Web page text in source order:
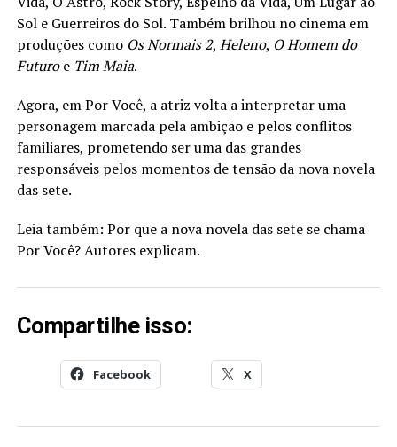
Sol e Guerreiros do Sol. Também brilhou no cinema em
produções como Os Normais 2, Heleno, O Homem do
Futuroe Tim Maia.
Agora, em Por Você, a atriz volta a interpretar uma
personagem marcada pela ambição e pelos conflitos
familiares, prometendo ser uma das grandes
responsáveis pelos momentos de tensão da nova novela
das sete.
Leia também: Por que a nova novela das sete se chama
Por Você? Autores explicam.
Compartilhe isso:
Facebook X